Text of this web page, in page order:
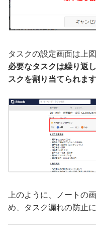
タスクの設定画面は上
必要なタスクは繰り返
スクを割り当てられます
上のように、ノートの
め、タスク漏れの防止